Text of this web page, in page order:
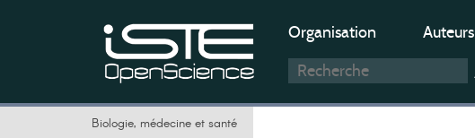
Organisation Auteurs
Biologie, médecine et santé